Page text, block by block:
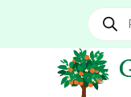
Recherche
produits